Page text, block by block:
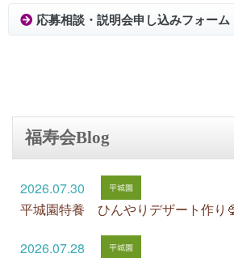
応募相談・説明会申し込みフォーム
福寿会Blog
2026.07.30
平城園特養 ひんやりデザート作り
2026.07.28